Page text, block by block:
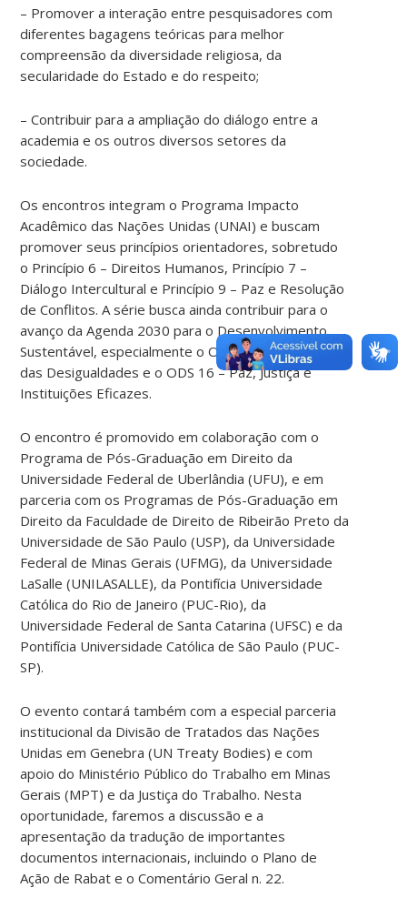
– Promover a interação entre pesquisadores com
diferentes bagagens teóricas para melhor
compreensão da diversidade religiosa, da
secularidade do Estado e do respeito;
– Contribuir para a ampliação do diálogo entre a
academia e os outros diversos setores da
sociedade.
Os encontros integram o Programa Impacto
Acadêmico das Nações Unidas (UNAI) e buscam
promover seus princípios orientadores, sobretudo
o Princípio 6 – Direitos Humanos, Princípio 7 –
Diálogo Intercultural e Princípio 9 – Paz e Resolução
de Conflitos. A série busca ainda contribuir para o
avanço da Agenda 2030 para o Desenvolvimento
Sustentável, especialmente o ODS 10 – Redução
das Desigualdades e o ODS 16 – Paz, Justiça e
Instituições Eficazes.
O encontro é promovido em colaboração com o
Programa de Pós-Graduação em Direito da
Universidade Federal de Uberlândia (UFU), e em
parceria com os Programas de Pós-Graduação em
Direito da Faculdade de Direito de Ribeirão Preto da
Universidade de São Paulo (USP), da Universidade
Federal de Minas Gerais (UFMG), da Universidade
LaSalle (UNILASALLE), da Pontifícia Universidade
Católica do Rio de Janeiro (PUC-Rio), da
Universidade Federal de Santa Catarina (UFSC) e da
Pontifícia Universidade Católica de São Paulo (PUC-
SP).
O evento contará também com a especial parceria
institucional da Divisão de Tratados das Nações
Unidas em Genebra (UN Treaty Bodies) e com
apoio do Ministério Público do Trabalho em Minas
Gerais (MPT) e da Justiça do Trabalho. Nesta
oportunidade, faremos a discussão e a
apresentação da tradução de importantes
documentos internacionais, incluindo o Plano de
Ação de Rabat e o Comentário Geral n. 22.